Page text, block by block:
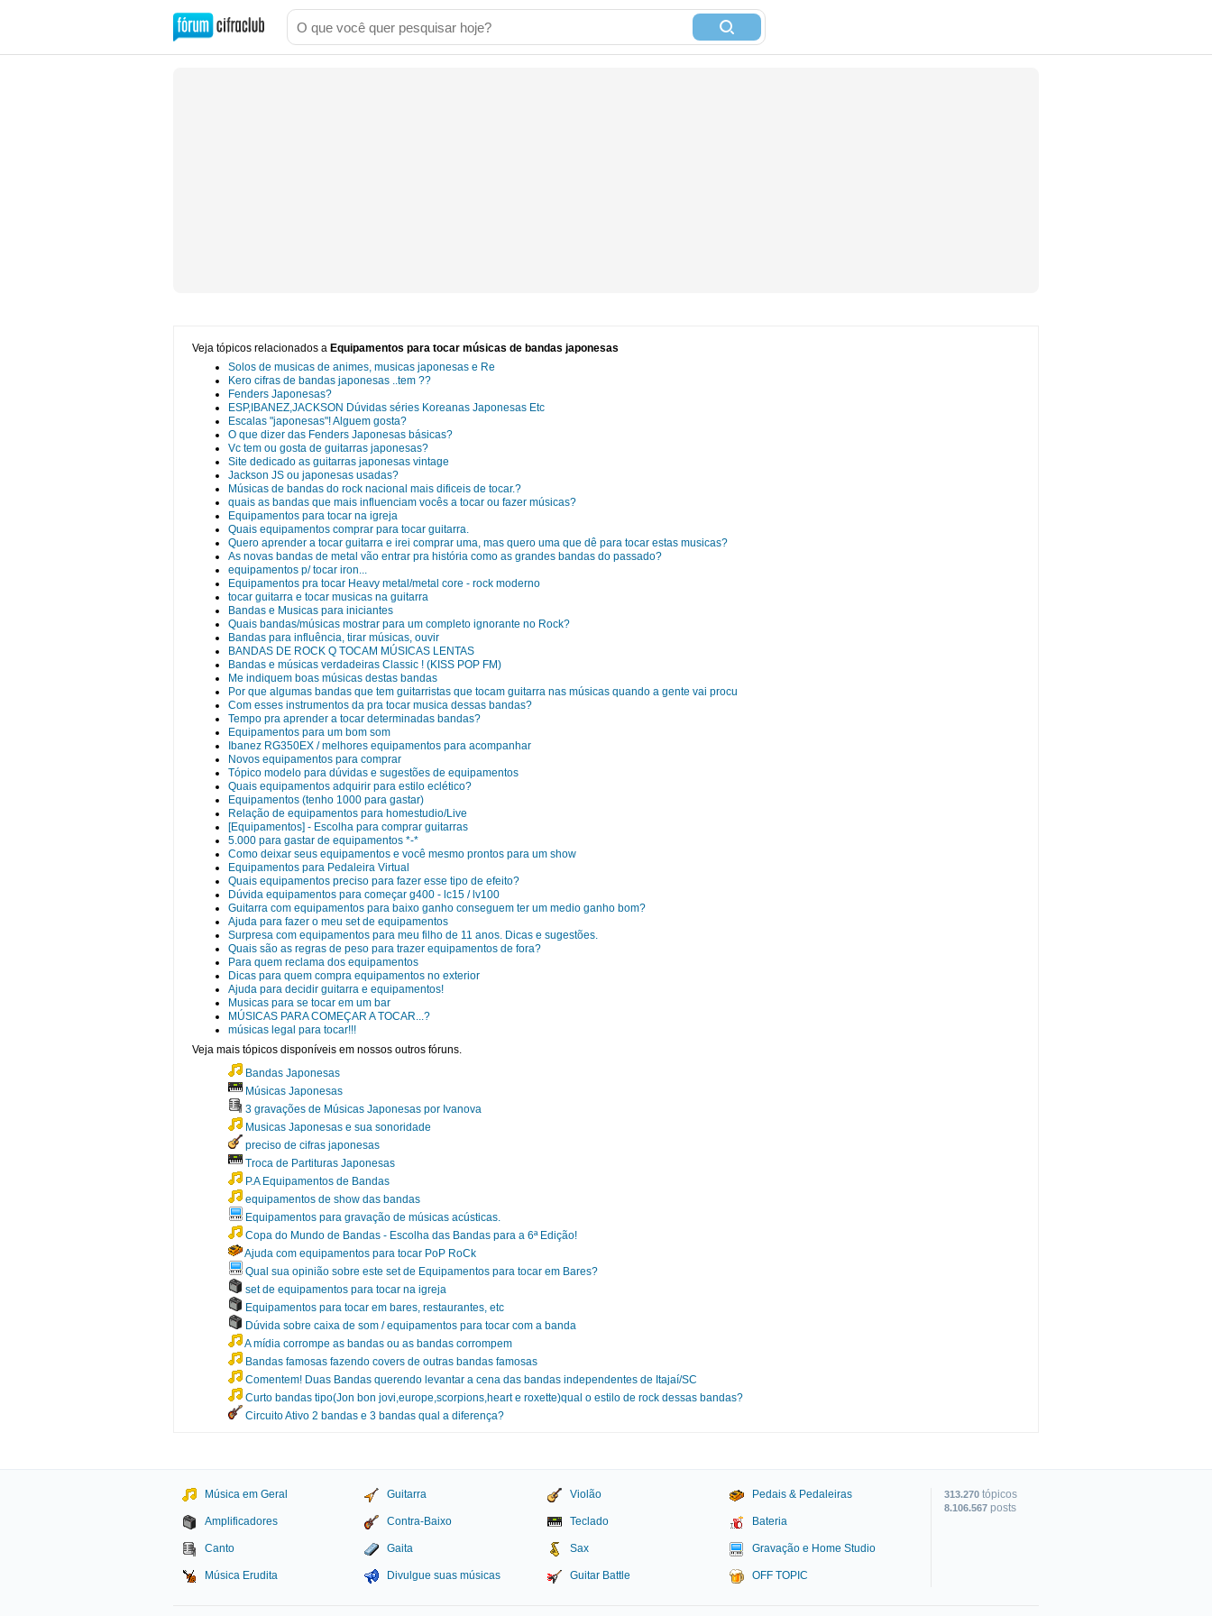
Veja tópicos relacionados a Equipamentos para tocar músicas de bandas japonesas
Solos de musicas de animes, musicas japonesas e Re
Kero cifras de bandas japonesas ..tem ??
Fenders Japonesas?
ESP,IBANEZ,JACKSON Dúvidas séries Koreanas Japonesas Etc
Escalas "japonesas"! Alguem gosta?
O que dizer das Fenders Japonesas básicas?
Vc tem ou gosta de guitarras japonesas?
Site dedicado as guitarras japonesas vintage
Jackson JS ou japonesas usadas?
Músicas de bandas do rock nacional mais dificeis de tocar.?
quais as bandas que mais influenciam vocês a tocar ou fazer músicas?
Equipamentos para tocar na igreja
Quais equipamentos comprar para tocar guitarra.
Quero aprender a tocar guitarra e irei comprar uma, mas quero uma que dê para tocar estas musicas?
As novas bandas de metal vão entrar pra história como as grandes bandas do passado?
equipamentos p/ tocar iron...
Equipamentos pra tocar Heavy metal/metal core - rock moderno
tocar guitarra e tocar musicas na guitarra
Bandas e Musicas para iniciantes
Quais bandas/músicas mostrar para um completo ignorante no Rock?
Bandas para influência, tirar músicas, ouvir
BANDAS DE ROCK Q TOCAM MÚSICAS LENTAS
Bandas e músicas verdadeiras Classic ! (KISS POP FM)
Me indiquem boas músicas destas bandas
Por que algumas bandas que tem guitarristas que tocam guitarra nas músicas quando a gente vai procu
Com esses instrumentos da pra tocar musica dessas bandas?
Tempo pra aprender a tocar determinadas bandas?
Equipamentos para um bom som
Ibanez RG350EX / melhores equipamentos para acompanhar
Novos equipamentos para comprar
Tópico modelo para dúvidas e sugestões de equipamentos
Quais equipamentos adquirir para estilo eclético?
Equipamentos (tenho 1000 para gastar)
Relação de equipamentos para homestudio/Live
[Equipamentos] - Escolha para comprar guitarras
5.000 para gastar de equipamentos *-*
Como deixar seus equipamentos e você mesmo prontos para um show
Equipamentos para Pedaleira Virtual
Quais equipamentos preciso para fazer esse tipo de efeito?
Dúvida equipamentos para começar g400 - lc15 / lv100
Guitarra com equipamentos para baixo ganho conseguem ter um medio ganho bom?
Ajuda para fazer o meu set de equipamentos
Surpresa com equipamentos para meu filho de 11 anos. Dicas e sugestões.
Quais são as regras de peso para trazer equipamentos de fora?
Para quem reclama dos equipamentos
Dicas para quem compra equipamentos no exterior
Ajuda para decidir guitarra e equipamentos!
Musicas para se tocar em um bar
MÚSICAS PARA COMEÇAR A TOCAR...?
músicas legal para tocar!!!
Veja mais tópicos disponíveis em nossos outros fóruns.
Bandas Japonesas
Músicas Japonesas
3 gravações de Músicas Japonesas por Ivanova
Musicas Japonesas e sua sonoridade
preciso de cifras japonesas
Troca de Partituras Japonesas
P.A Equipamentos de Bandas
equipamentos de show das bandas
Equipamentos para gravação de músicas acústicas.
Copa do Mundo de Bandas - Escolha das Bandas para a 6ª Edição!
Ajuda com equipamentos para tocar PoP RoCk
Qual sua opinião sobre este set de Equipamentos para tocar em Bares?
set de equipamentos para tocar na igreja
Equipamentos para tocar em bares, restaurantes, etc
Dúvida sobre caixa de som / equipamentos para tocar com a banda
A mídia corrompe as bandas ou as bandas corrompem
Bandas famosas fazendo covers de outras bandas famosas
Comentem! Duas Bandas querendo levantar a cena das bandas independentes de Itajaí/SC
Curto bandas tipo(Jon bon jovi,europe,scorpions,heart e roxette)qual o estilo de rock dessas bandas?
Circuito Ativo 2 bandas e 3 bandas qual a diferença?
Música em Geral Guitarra Violão Pedais & Pedaleiras
Amplificadores Contra-Baixo Teclado Bateria
Canto Gaita Sax Gravação e Home Studio
Música Erudita Divulgue suas músicas Guitar Battle OFF TOPIC
313.270 tópicos
8.106.567 posts